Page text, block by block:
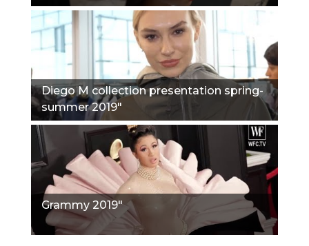
Diego M collection presentation spring-
summer 2019"
Grammy 2019"